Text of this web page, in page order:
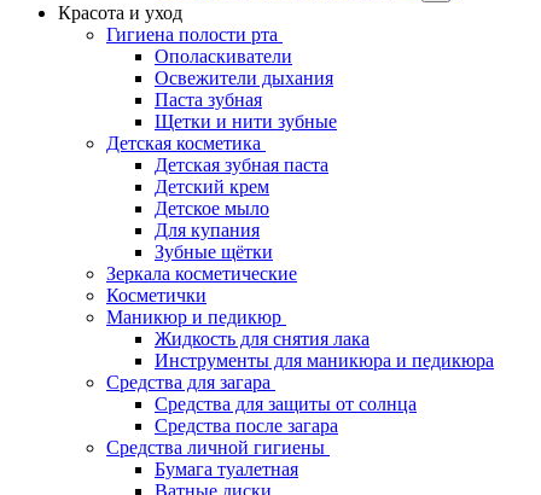
Красота и уход
Гигиена полости рта
Ополаскиватели
Освежители дыхания
Паста зубная
Щетки и нити зубные
Детская косметика
Детская зубная паста
Детский крем
Детское мыло
Для купания
Зубные щётки
Зеркала косметические
Косметички
Маникюр и педикюр
Жидкость для снятия лака
Инструменты для маникюра и педикюра
Средства для загара
Средства для защиты от солнца
Средства после загара
Средства личной гигиены
Бумага туалетная
Ватные диски